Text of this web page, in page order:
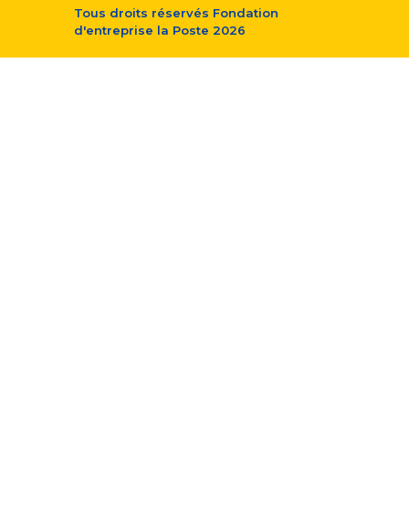
Tous droits réservés Fondation
d'entreprise la Poste 2026